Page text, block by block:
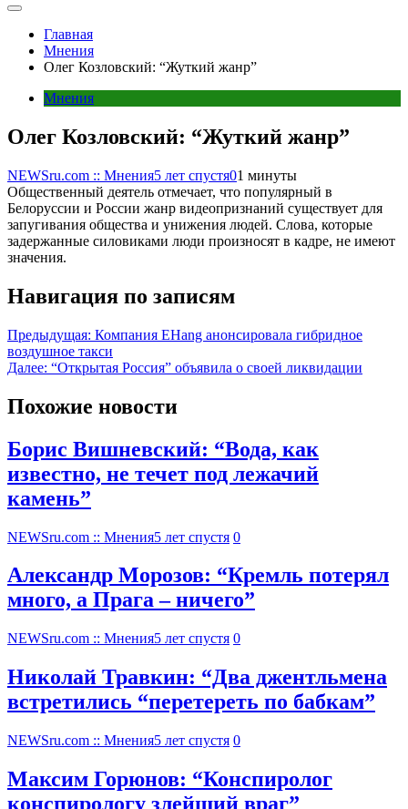
Главная
Мнения
Олег Козловский: “Жуткий жанр”
Мнения
Олег Козловский: “Жуткий жанр”
NEWSru.com :: Мнения5 лет спустя01 минуты
Общественный деятель отмечает, что популярный в
Белоруссии и России жанр видеопризнаний существует для
запугивания общества и унижения людей. Слова, которые
задержанные силовиками люди произносят в кадре, не имеют
значения.
Навигация по записям
Предыдущая: Компания EHang анонсировала гибридное
воздушное такси
Далее: “Открытая Россия” объявила о своей ликвидации
Похожие новости
Борис Вишневский: “Вода, как
известно, не течет под лежачий
камень”
NEWSru.com :: Мнения5 лет спустя 0
Александр Морозов: “Кремль потерял
много, а Прага – ничего”
NEWSru.com :: Мнения5 лет спустя 0
Николай Травкин: “Два джентльмена
встретились “перетереть по бабкам”
NEWSru.com :: Мнения5 лет спустя 0
Максим Горюнов: “Конспиролог
конспирологу злейший враг”